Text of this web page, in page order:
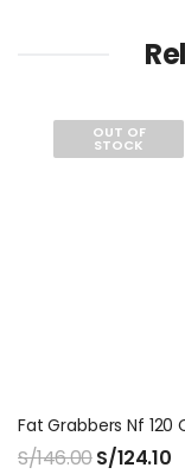
OUT OF
STOCK
S/146.00S/124.10